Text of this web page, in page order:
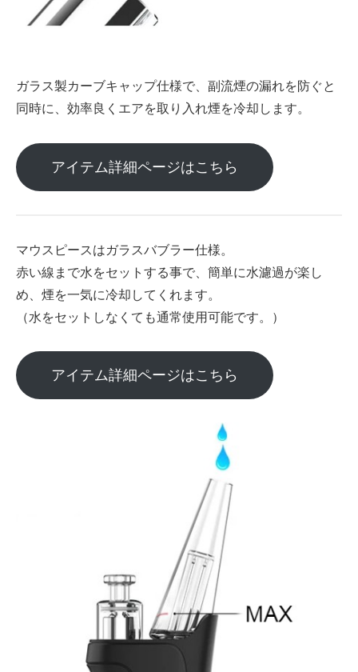
ガラス製カーブキャップ仕様で、副流煙の漏れを防ぐと
同時に、効率良くエアを取り入れ煙を冷却します。
アイテム詳細ページはこちら
マウスピースはガラスバブラー仕様。
赤い線まで水をセットする事で、簡単に水濾過が楽し
め、煙を一気に冷却してくれます。
（水をセットしなくても通常使用可能です。）
アイテム詳細ページはこちら